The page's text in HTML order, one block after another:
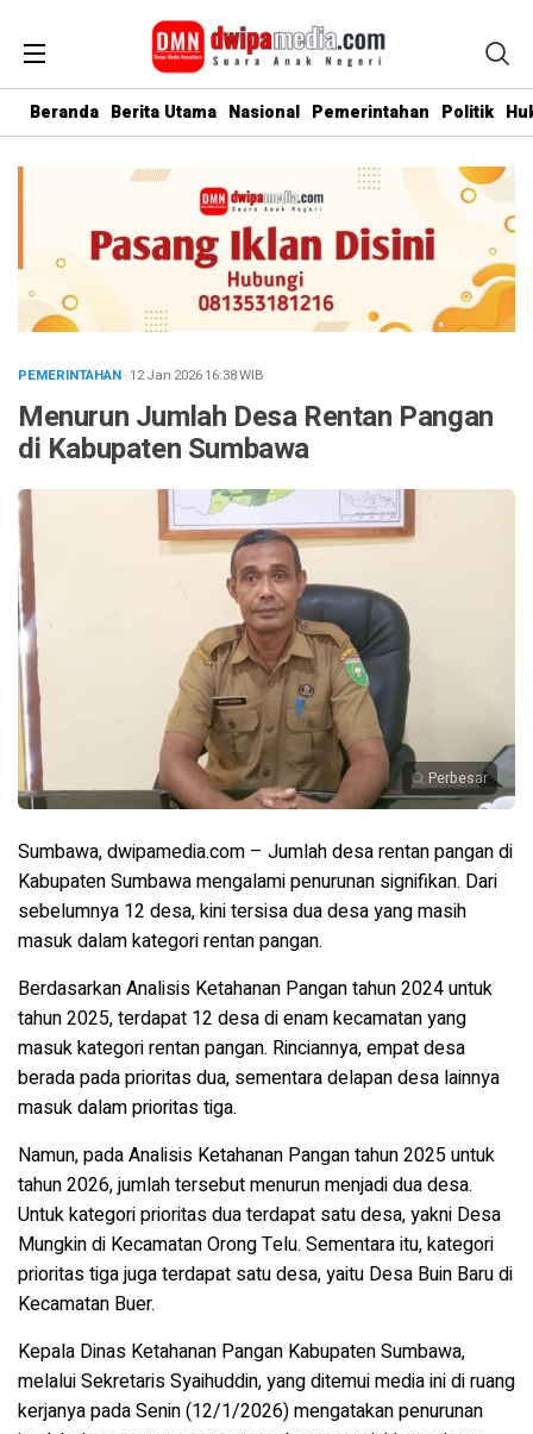
Beranda Berita Utama Nasional Pemerintahan Politik
PEMERINTAHAN· 12 Jan 202616:38WIB
Menurun Jumlah Desa Rentan Pangan
di Kabupaten Sumbawa
Perbesar
Sumbawa, dwipamedia.com – Jumlah desa rentan pangan di
Kabupaten Sumbawa mengalami penurunan signifikan. Dari
sebelumnya 12 desa, kini tersisa dua desa yang masih
masuk dalam kategori rentan pangan.
Berdasarkan Analisis Ketahanan Pangan tahun 2024 untuk
tahun 2025, terdapat 12 desa di enam kecamatan yang
masuk kategori rentan pangan. Rinciannya, empat desa
berada pada prioritas dua, sementara delapan desa lainnya
masuk dalam prioritas tiga.
Namun, pada Analisis Ketahanan Pangan tahun 2025 untuk
tahun 2026, jumlah tersebut menurun menjadi dua desa.
Untuk kategori prioritas dua terdapat satu desa, yakni Desa
Mungkin di Kecamatan Orong Telu. Sementara itu, kategori
prioritas tiga juga terdapat satu desa, yaitu Desa Buin Baru di
Kecamatan Buer.
Kepala Dinas Ketahanan Pangan Kabupaten Sumbawa,
melalui Sekretaris Syaihuddin, yang ditemui media ini di ruang
kerjanya pada Senin (12/1/2026) mengatakan penurunan